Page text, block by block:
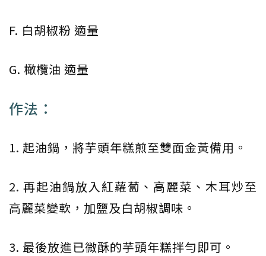
F. 白胡椒粉 適量
G. 橄欖油 適量
作法：
1. 起油鍋，將芋頭年糕煎至雙面金黃備用。
2. 再起油鍋放入紅蘿蔔、高麗菜、木耳炒至
高麗菜變軟，加鹽及白胡椒調味。
3. 最後放進已微酥的芋頭年糕拌勻即可。